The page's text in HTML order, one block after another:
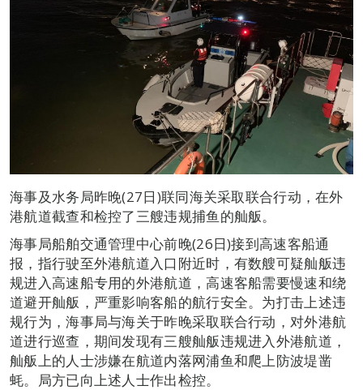
海事及水务局昨晚(27日)联同海关采取联合行动，在外
港航道截查和检控了三艘违规捕鱼的舢舨。
海事局船舶交通管理中心前晚(26日)接到高速客船通
报，指行驶至外港航道入口附近时，有数艘可疑舢舨违
规进入高速船专用的外港航道，高速客船需要慢速和绕
道避开舢舨，严重影响客船的航行安全。为打击上述违
规行为，海事局与海关于昨晚采取联合行动，对外港航
道进行巡查，期间发现有三艘舢舨违规进入外港航道，
舢舨上的人士涉嫌在航道内落网浦鱼和爬上防波堤凿
蚝。局方已向上述人士作出检控。